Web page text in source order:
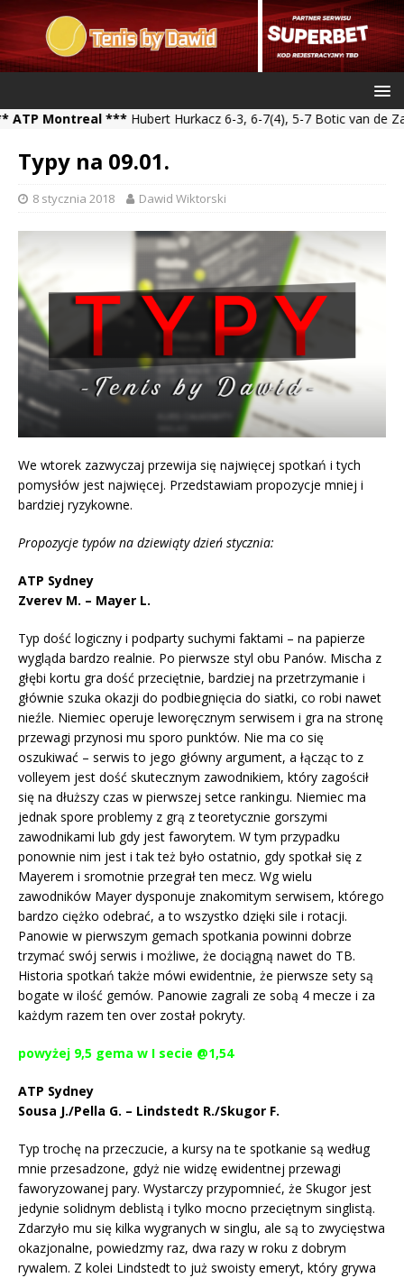
Montreal ***Hubert Hurkacz 6-3, 6-7(4), 5-7 Botic van de
Typy na 09.01.
8 stycznia 2018 Dawid Wiktorski
We wtorek zazwyczaj przewija się najwięcej spotkań i tych
pomysłów jest najwięcej. Przedstawiam propozycje mniej i
bardziej ryzykowne.
Propozycje typów na dziewiąty dzień stycznia:
ATP Sydney
Zverev M. – Mayer L.
Typ dość logiczny i podparty suchymi faktami – na papierze
wygląda bardzo realnie. Po pierwsze styl obu Panów. Mischa z
głębi kortu gra dość przeciętnie, bardziej na przetrzymanie i
głównie szuka okazji do podbiegnięcia do siatki, co robi nawet
nieźle. Niemiec operuje leworęcznym serwisem i gra na stronę
przewagi przynosi mu sporo punktów. Nie ma co się
oszukiwać – serwis to jego główny argument, a łącząc to z
volleyem jest dość skutecznym zawodnikiem, który zagościł
się na dłuższy czas w pierwszej setce rankingu. Niemiec ma
jednak spore problemy z grą z teoretycznie gorszymi
zawodnikami lub gdy jest faworytem. W tym przypadku
ponownie nim jest i tak też było ostatnio, gdy spotkał się z
Mayerem i sromotnie przegrał ten mecz. Wg wielu
zawodników Mayer dysponuje znakomitym serwisem, którego
bardzo ciężko odebrać, a to wszystko dzięki sile i rotacji.
Panowie w pierwszym gemach spotkania powinni dobrze
trzymać swój serwis i możliwe, że dociągną nawet do TB.
Historia spotkań także mówi ewidentnie, że pierwsze sety są
bogate w ilość gemów. Panowie zagrali ze sobą 4 mecze i za
każdym razem ten over został pokryty.
powyżej 9,5 gema w I secie @1,54
ATP Sydney
Sousa J./Pella G. – Lindstedt R./Skugor F.
Typ trochę na przeczucie, a kursy na te spotkanie są według
mnie przesadzone, gdyż nie widzę ewidentnej przewagi
faworyzowanej pary. Wystarczy przypomnieć, że Skugor jest
jedynie solidnym deblistą i tylko mocno przeciętnym singlistą.
Zdarzyło mu się kilka wygranych w singlu, ale są to zwycięstwa
okazjonalne, powiedzmy raz, dwa razy w roku z dobrym
rywalem. Z kolei Lindstedt to już swoisty emeryt, który grywa